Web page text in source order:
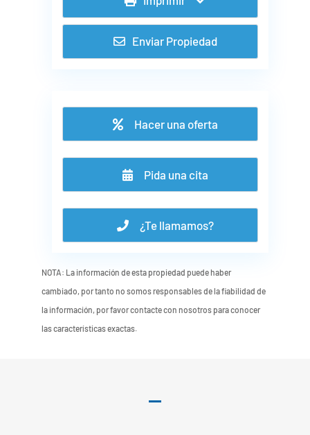
Enviar Propiedad
Hacer una oferta
Pida una cita
¿Te llamamos?
NOTA: La información de esta propiedad puede haber
cambiado, por tanto no somos responsables de la fiabilidad de
la información, por favor contacte con nosotros para conocer
las características exactas.